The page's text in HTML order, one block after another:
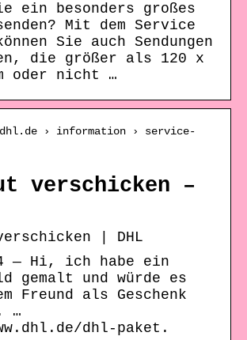
ein besonders großes
Mit dem Service
Sie auch Sendungen
die größer als 120 x
oder nicht …
› information › service-
verschicken –
| DHL
— Hi, ich habe ein
gemalt und würde es
Freund als Geschenk
…
dhl-paket.